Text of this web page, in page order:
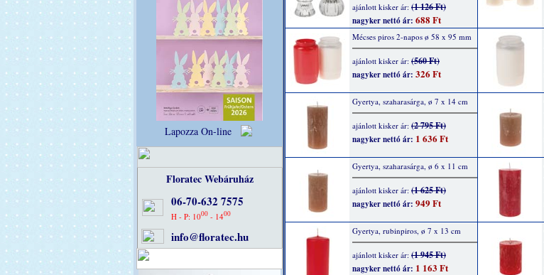
Lapozza On-line
Floratec Webáruház
06-70-632 7575
H - P: 1000- 1400
info@floratec.hu
ajánlott kisker ár: (1 126 Ft)
nagyker nettó ár: 688 Ft
Mécses piros 2-napos ø 58 x 95 mm
ajánlott kisker ár: (560 Ft)
nagyker nettó ár: 326 Ft
Gyertya, szaharasárga, ø 7 x 14 cm
ajánlott kisker ár: (2 795 Ft)
nagyker nettó ár: 1 636 Ft
Gyertya, szaharasárga, ø 6 x 11 cm
ajánlott kisker ár: (1 625 Ft)
nagyker nettó ár: 949 Ft
Gyertya, rubinpiros, ø 7 x 13 cm
ajánlott kisker ár: (1 945 Ft)
nagyker nettó ár: 1 163 Ft